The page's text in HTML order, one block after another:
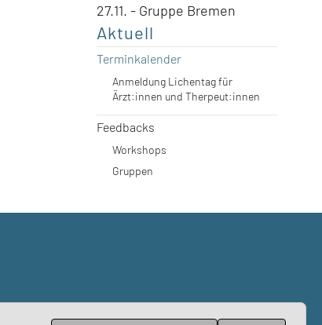
27.11. - Gruppe Bremen
Aktuell
Terminkalender
Anmeldung Lichentag für
Ärzt:innen und Therpeut:innen
Feedbacks
Workshops
Gruppen